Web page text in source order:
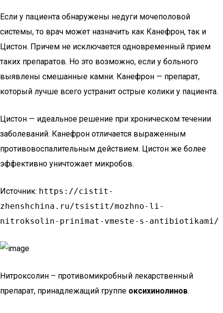
Если у пациента обнаружены недуги мочеполовой
системы, то врач может назначить как Канефрон, так и
Цистон. Причем не исключается одновременный прием
таких препаратов. Но это возможно, если у больного
выявлены смешанные камни. Канефрон — препарат,
который лучше всего устранит острые колики у пациента.
Цистон — идеальное решение при хроническом течении
заболеваний. Канефрон отличается выраженным
противовоспалительным действием. Цистон же более
эффективно уничтожает микробов.
Источник: https://cistit-
zhenshchina.ru/tsistit/mozhno-li-
nitroksolin-prinimat-vmeste-s-antibiotikami/
Нитроксолин – противомикробный лекарственный
препарат, принадлежащий группе оксихинолинов.